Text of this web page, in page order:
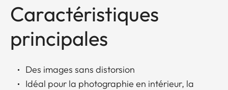
Caractéristiques
principales
Des images sans distorsion
Idéal pour la photographie en intérieur, la